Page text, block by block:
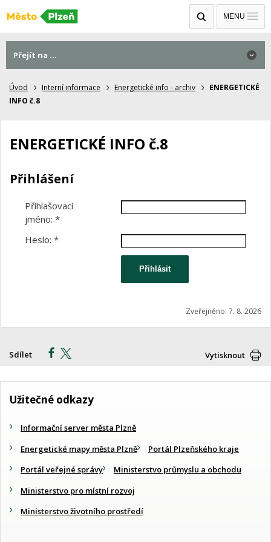
MENU
Úvod Interní informace Energetické info - archiv
ENERGETICKÉ
INFO č.8
ENERGETICKÉ INFO č.8
Přihlášení
Přihlašovací
jméno: *
Heslo: *
Přihlásit
Zveřejněno: 7. 8. 2026
Sdílet Vytisknout
Přejít na ...
Užitečné odkazy
Informační server města Plzně
Energetické mapy města Plzně
Portál Plzeňského kraje
Portál veřejné správy
Ministerstvo průmyslu a obchodu
Ministerstvo pro místní rozvoj
Ministerstvo životního prostředí